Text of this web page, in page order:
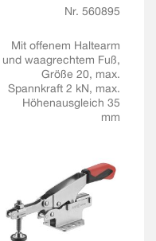
SPANNHÖHE
Nr. 560895
Mit offenem Haltearm
und waagrechtem Fuß,
Größe 20, max.
Spannkraft 2 kN, max.
Höhenausgleich 35
mm